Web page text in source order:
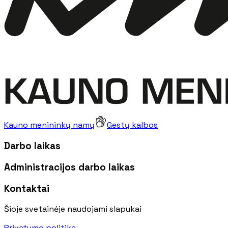
Kauno menininkų namų Gestų kalbos
Darbo laikas
Administracijos darbo laikas
Kontaktai
Šioje svetainėje naudojami slapukai